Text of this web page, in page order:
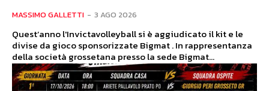
MASSIMO GALLETTI - 3 AGO 2026
Quest’anno l'Invictavolleyball si è aggiudicato il kit e le
divise da gioco sponsorizzate Bigmat . In rappresentanza
della società grossetana presso la sede Bigmat...